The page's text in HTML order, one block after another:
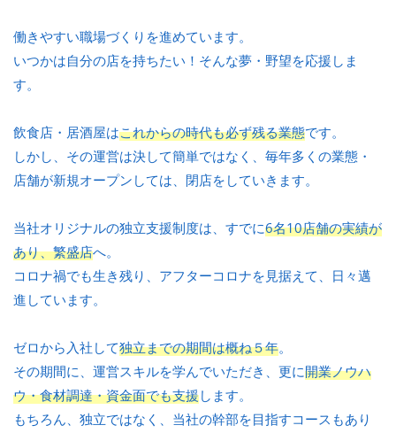
働きやすい職場づくりを進めています。
いつかは自分の店を持ちたい！そんな夢・野望を応援しま
す。
飲食店・居酒屋はこれからの時代も必ず残る業態です。
しかし、その運営は決して簡単ではなく、毎年多くの業態・
店舗が新規オープンしては、閉店をしていきます。
当社オリジナルの独立支援制度は、すでに6名10店舗の実績が
あり、繁盛店へ。
コロナ禍でも生き残り、アフターコロナを見据えて、日々邁
進しています。
ゼロから入社して独立までの期間は概ね５年。
その期間に、運営スキルを学んでいただき、更に開業ノウハ
ウ・食材調達・資金面でも支援します。
もちろん、独立ではなく、当社の幹部を目指すコースもあり